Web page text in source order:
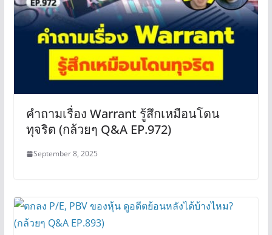
คำถามเรื่อง Warrant รู้สึกเหมือนโดน
ทุจริต (กล้วยๆ Q&A EP.972)
September 8, 2025